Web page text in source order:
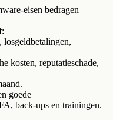
eisen bedragen
:
losgeldbetalingen,
kosten, reputatieschade,
goede
back-ups en trainingen.